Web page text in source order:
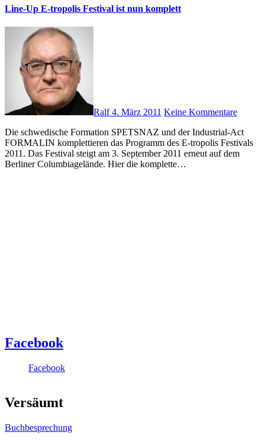
Line-Up E-tropolis Festival ist nun komplett
Ralf4. März 2011 Keine Kommentare
Die schwedische Formation SPETSNAZ und der Industrial-Act
FORMALIN komplettieren das Programm des E-tropolis Festivals
2011. Das Festival steigt am 3. September 2011 erneut auf dem
Berliner Columbiagelände. Hier die komplette…
Facebook
Facebook
Versäumt
Buchbesprechung